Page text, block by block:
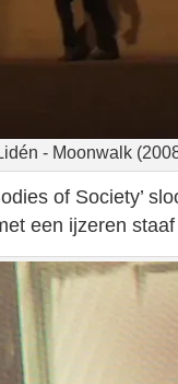
- Moonwalk
of Society’
een ijzeren